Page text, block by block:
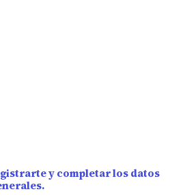
y completar los datos